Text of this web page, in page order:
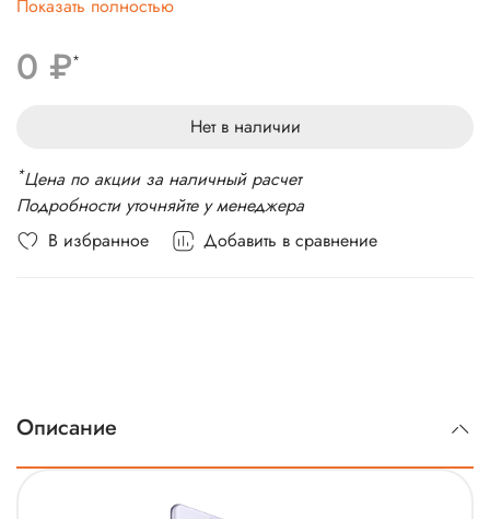
В избранное Добавить в сравнение
SIM-карты: 2 нано-SIM
Беспроводные интерфейсы: Bluetooth, Wi-Fi, NFC
Показать полностью
0 ₽*
Нет в наличии
*Цена по акции за наличный расчет
Подробности уточняйте у менеджера
Описание